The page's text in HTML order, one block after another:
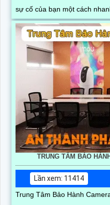
sự cố của bạn một cách
TRUNG TÂM BẢO
Lần xem: 11414
Trung Tâm Bảo Hành